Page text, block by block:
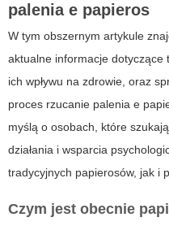
palenia e papieros
W tym obszernym artykule
aktualne informacje dotyczące
ich wpływu na zdrowie, oraz
proces rzucanie palenia e
myślą o osobach, które
działania i wsparcia
tradycyjnych papierosów, jak i
Czym jest obecnie